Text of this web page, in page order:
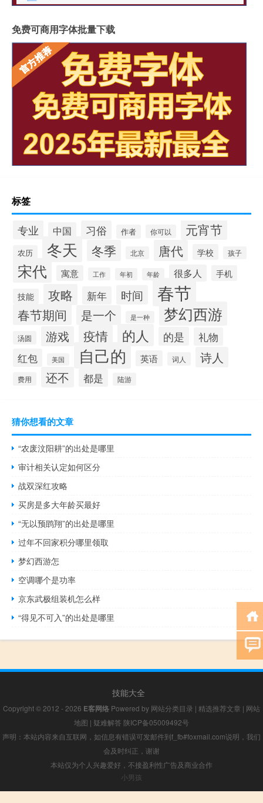
免费可商用字体批量下载
标签
专业 中国 习俗 作者 你可以 元宵节
农历 冬天 冬季 北京 唐代 学校 孩子
宋代 寓意 工作 年初 年龄 很多人 手机
技能 攻略 新年 时间 春节
春节期间 是一个 是一种 梦幻西游
汤圆 游戏 疫情 的人 的是
礼物
红包
美国 自己的 英语 词人 诗人
费用 还不 都是 陆游
猜你想看的文章
“农废汶阳耕”的出处是哪里
审计相关认定如何区分
战双深红攻略
买房是多大年龄买最好
“无以预鹍翔”的出处是哪里
过年不回家积分哪里领取
梦幻西游怎
空调哪个是功率
京东武极组装机怎么样
“得见不可入”的出处是哪里
技能大全
Copyright © 2012 - 2026 E客网络 Powered by 网站分类目录 | 精选推荐文章 | 网站
地图 | 疑难解答 陕ICP备05009492号
声明：本站内容来自互联网，如信息有错误可发邮件到f_fb#foxmail.com说明，我们
会及时纠正，谢谢
本站仅为个人兴趣爱好，不接盈利性广告及商业合作
小男孩